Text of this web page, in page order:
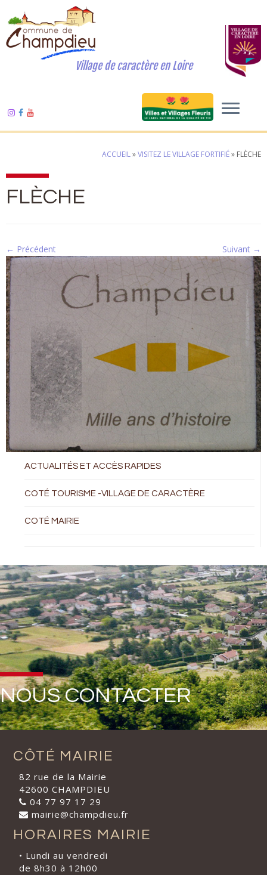
Village de caractère en Loire
ACCUEIL»VISITEZ LE VILLAGE FORTIFIÉ» FLÈCHE
FLÈCHE
← Précédent Suivant →
ACTUALITÉS ET ACCÈS RAPIDES
COTÉ TOURISME -VILLAGE DE CARACTÈRE
COTÉ MAIRIE
NOUS CONTACTER
CÔTÉ MAIRIE
82 rue de la Mairie
42600 CHAMPDIEU
04 77 97 17 29
mairie@champdieu.fr
HORAIRES MAIRIE
• Lundi au vendredi
de 8h30 à 12h00